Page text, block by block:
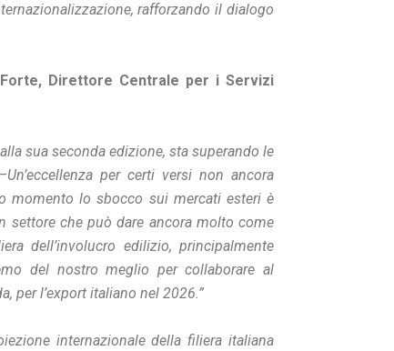
rafforzando il dialogo
Direttore Centrale per i Servizi
sua seconda edizione, sta superando le
–Un’eccellenza per certi versi non ancora
momento lo sbocco sui mercati esteri è
settore che può dare ancora molto come
dell’involucro edilizio, principalmente
del nostro meglio per collaborare al
per l’export italiano nel 2026.”
internazionale della filiera italiana